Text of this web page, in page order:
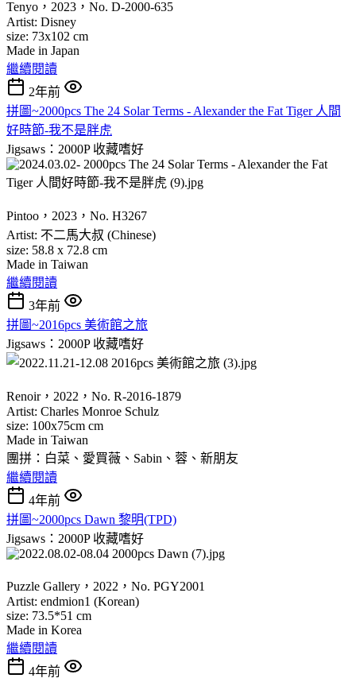
Tenyo，2023，No. D-2000-635
Artist: Disney
size: 73x102 cm
Made in Japan
繼續閱讀
2年前
拼圖~2000pcs The 24 Solar Terms - Alexander the Fat Tiger 人間
好時節-我不是胖虎
Jigsaws：2000P 收藏嗜好
Pintoo，2023，No. H3267
Artist: 不二馬大叔 (Chinese)
size: 58.8 x 72.8 cm
Made in Taiwan
繼續閱讀
3年前
拼圖~2016pcs 美術館之旅
Jigsaws：2000P 收藏嗜好
Renoir，2022，No. R-2016-1879
Artist: Charles Monroe Schulz
size: 100x75cm cm
Made in Taiwan
團拼：白菜、愛買薇、Sabin、蓉、新朋友
繼續閱讀
4年前
拼圖~2000pcs Dawn 黎明(TPD)
Jigsaws：2000P 收藏嗜好
Puzzle Gallery，2022，No. PGY2001
Artist: endmion1 (Korean)
size: 73.5*51 cm
Made in Korea
繼續閱讀
4年前